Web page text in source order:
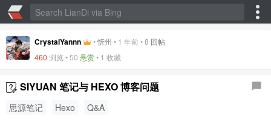
CrystalYannn •忻州 • 1 年前•8 回帖
460 浏览 •50 悬赏• 1 收藏
SIYUAN 笔记与 HEXO 博客问题
思源笔记 Hexo
Q&A